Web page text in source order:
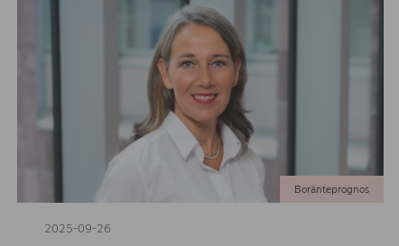
2025-09-26
Boränteprognos